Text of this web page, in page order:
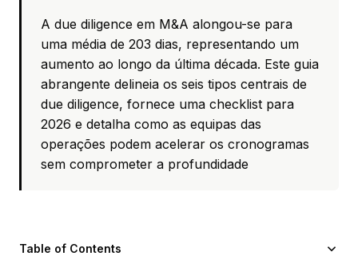
A due diligence em M&A alongou-se para
uma média de 203 dias, representando um
aumento ao longo da última década. Este guia
abrangente delineia os seis tipos centrais de
due diligence, fornece uma checklist para
2026 e detalha como as equipas das
operações podem acelerar os cronogramas
sem comprometer a profundidade
Table of Contents